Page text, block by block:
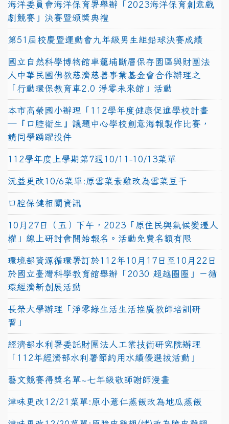
海洋委員會海洋保育署舉辦「2023海洋保育創意戲
劇競賽」決賽暨頒獎典禮
第51屆校慶暨運動會九年級男生組鉛球決賽成績
國立自然科學博物館車籠埔斷層保存園區與財團法
人中華民國佛教慈濟慈善事業基金會合作辦理之
「行動環保教育車2.0 淨零未來館」活動
本市高榮國小辦理「112學年度健康促進學校計畫
─『口腔衛生』議題中心學校創意海報製作比賽，
請同學踴躍投件
112學年度上學期第7週10/11-10/13菜單
沅益更改10/6菜單:原雪菜素雞改為雪菜豆干
口腔保健相關資訊
10月27日（五）下午，2023「原住民與氣候變遷人
權」線上研討會開始報名。活動免費名額有限
環境部資源循環署訂於112年10月17日至10月22日
於國立臺灣科學教育館舉辦「2030 超越圈圈」－循
環經濟新創展活動
長榮大學辦理「淨零綠生活生活推廣教師培訓研
習」
經濟部水利署委託財團法人工業技術研究院辦理
「112年經濟部水利署節約用水績優選拔活動」
藝文競賽得獎名單~七年級敬師謝師漫畫
津味更改12/21菜單:原小薏仁蒸飯改為地瓜蒸飯